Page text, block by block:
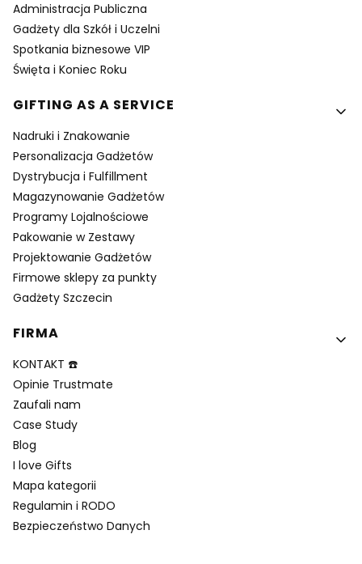
Administracja Publiczna
Gadżety dla Szkół i Uczelni
Spotkania biznesowe VIP
Święta i Koniec Roku
GIFTING AS A SERVICE
Nadruki i Znakowanie
Personalizacja Gadżetów
Dystrybucja i Fulfillment
Magazynowanie Gadżetów
Programy Lojalnościowe
Pakowanie w Zestawy
Projektowanie Gadżetów
Firmowe sklepy za punkty
Gadżety Szczecin
FIRMA
KONTAKT ☎️
Opinie Trustmate
Zaufali nam
Case Study
Blog
I love Gifts
Mapa kategorii
Regulamin i RODO
Bezpieczeństwo Danych